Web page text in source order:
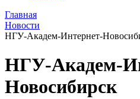
Главная
Новости
НГУ-Академ-Интернет-
НГУ-Академ-
Новосибирск